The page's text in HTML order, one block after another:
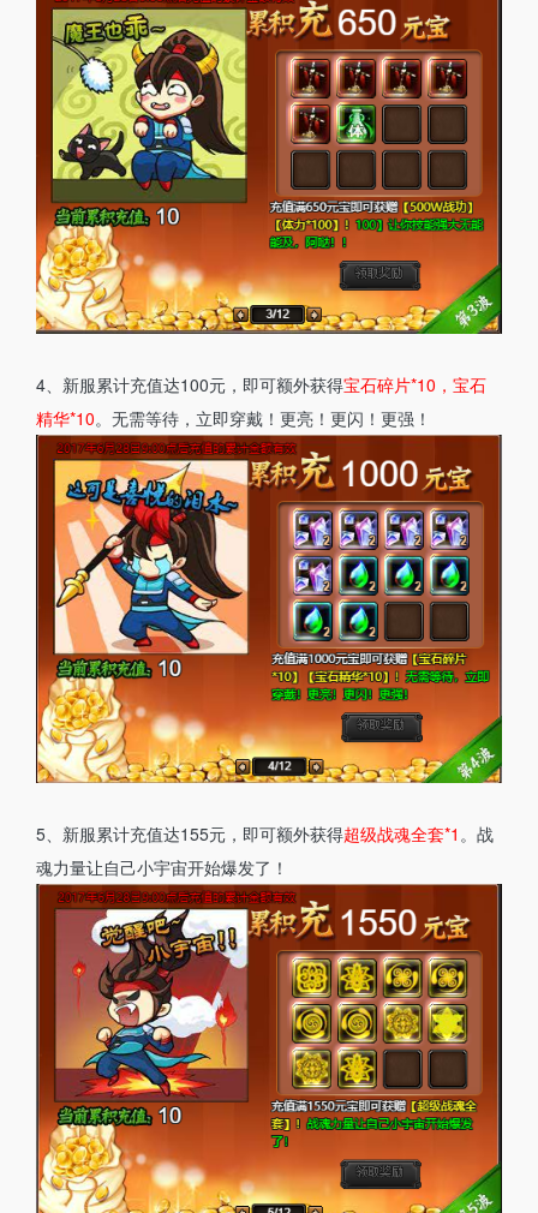
4、新服累计充值达100元，即可额外获得宝石碎片*10，宝石
精华*10。无需等待，立即穿戴！更亮！更闪！更强！
5、新服累计充值达155元，即可额外获得超级战魂全套*1 。战
魂力量让自己小宇宙开始爆发了！